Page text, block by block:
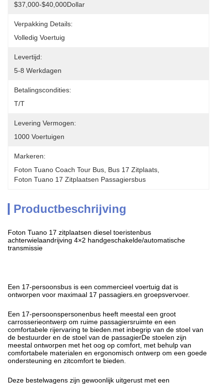
$37,000-$40,000Dollar
Verpakking Details:
Volledig Voertuig
Levertijd:
5-8 Werkdagen
Betalingscondities:
T/T
Levering Vermogen:
1000 Voertuigen
Markeren:
Foton Tuano Coach Tour Bus Bus 17 Zitplaats
Foton Tuano 17 Zitplaatsen Passagiersbus
Productbeschrijving
Foton Tuano 17 zitplaatsen diesel toeristenbus
achterwielaandrijving 4×2 handgeschakelde/automatische
transmissie
Een 17-persoonsbus is een commercieel voertuig dat is
ontworpen voor maximaal 17 passagiers.en groepsvervoer.
Een 17-persoonspersonenbus heeft meestal een groot
carrosserieontwerp om ruime passagiersruimte en een
comfortabele rijervaring te bieden.met inbegrip van de stoel van
de bestuurder en de stoel van de passagierDe stoelen zijn
meestal ontworpen met het oog op comfort, met behulp van
comfortabele materialen en ergonomisch ontwerp om een goede
ondersteuning en zitcomfort te bieden.
Deze bestelwagens zijn gewoonlijk uitgerust met een